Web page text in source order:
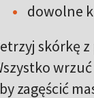
dowolne
skórkę
zagęścić